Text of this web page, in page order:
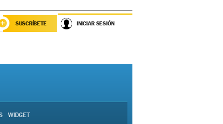
SUSCRÍBETE INICIAR SESIÓN
WIDGET